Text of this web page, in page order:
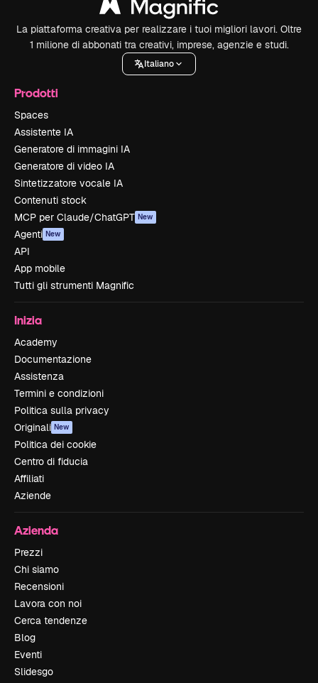
La piattaforma creativa per realizzare i tuoi migliori lavori. Oltre
1 milione di abbonati tra creativi, imprese, agenzie e studi.
Italiano
Prodotti
Spaces
Assistente IA
Generatore di immagini IA
Generatore di video IA
Sintetizzatore vocale IA
Contenuti stock
MCP per Claude/ChatGPT New
Agenti New
API
App mobile
Tutti gli strumenti Magnific
Inizia
Academy
Documentazione
Assistenza
Termini e condizioni
Politica sulla privacy
Originali New
Politica dei cookie
Centro di fiducia
Affiliati
Aziende
Azienda
Prezzi
Chi siamo
Recensioni
Lavora con noi
Cerca tendenze
Blog
Eventi
Slidesgo